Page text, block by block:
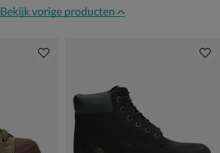
Bekijk vorige producten